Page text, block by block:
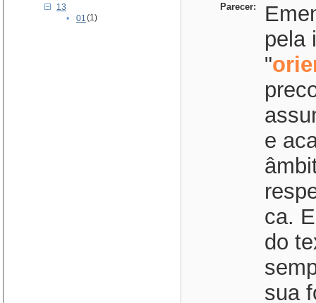
13
•
01(1)
Parecer:
pela
"
e
ca.
do
sua